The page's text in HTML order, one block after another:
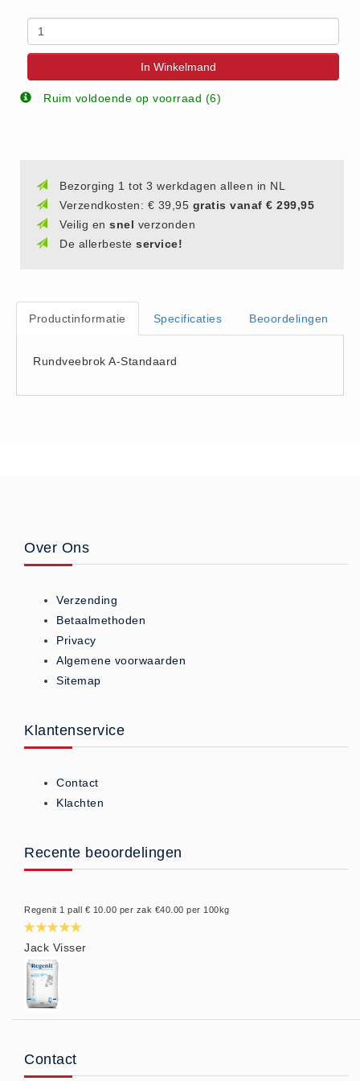
Zout-Likstenen (6)
Kunstmest
Aanbiedingen (8)
Kunstmeststrooiers (1)
NPK Kunstmest (2)
Silo (1)
Stal strooisel
Houtkrullen Oranje (7)
Rapsodie (4)
Zouthandel
Nitriet Pekel Zout 0.55% (3)
Onthardingszout (1)
Strooizout BigBags (6)
Zoutopslagkisten (10)
Zoutstrooiers (9)
Zouttabletten (15)
In Winkelmand
Ruim voldoende op voorraad (6)
Bezorging 1 tot 3 werkdagen alleen in NL
Verzendkosten: € 39,95 gratis vanaf € 299,95
Veilig en snel verzonden
De allerbeste service!
Productinformatie Specificaties Beoordelingen
Rundveebrok A-Standaard
Over Ons
Verzending
Betaalmethoden
Privacy
Algemene voorwaarden
Sitemap
Klantenservice
Contact
Klachten
Recente beoordelingen
Regenit 1 pall € 10.00 per zak €40.00 per 100kg
Jack Visser
Contact